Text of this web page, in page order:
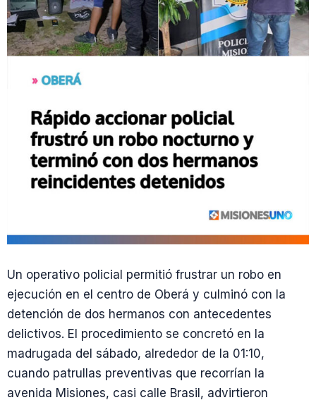
Un operativo policial permitió frustrar un robo en
ejecución en el centro de Oberá y culminó con la
detención de dos hermanos con antecedentes
delictivos. El procedimiento se concretó en la
madrugada del sábado, alrededor de la 01:10,
cuando patrullas preventivas que recorrían la
avenida Misiones, casi calle Brasil, advirtieron